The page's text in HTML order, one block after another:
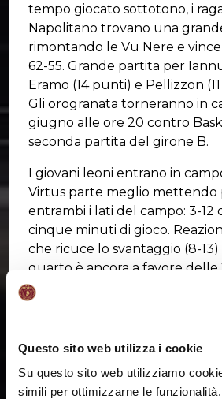
Questo sito web utilizza i cookie
Su questo sito web utilizziamo
simili per ottimizzarne le
tempo giocato sottotono, i
Napolitano trovano una
rimontando le Vu Nere e
62-55. Grande partita per
Eramo (14 punti) e Pellizzon
Gli orogranata torneranno in
giugno alle ore 20 contro
seconda partita del girone B.
I giovani leoni entrano in
Virtus parte meglio mettendo
entrambi i lati del campo: 3-12
cinque minuti di gioco.
che ricuce lo svantaggio (8-13)
quarto è ancora a favore delle
chiudono avanti 10-20.
Ad inizio della seconda
parziale di 9-2, 19-22. Altro
riporta avanti di dieci